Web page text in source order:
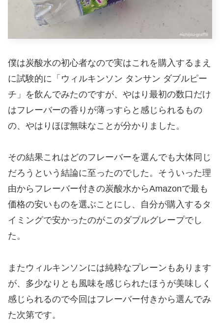
僕は炭酸水の初心者なので実はこれを購入するまえ
に試験的に「ウィルキンソン タンサン ダブルピー
チ」を飲んでみたのですが、やはり最初の数口だけ
はフレーバーの香りが薄っすらと感じられるもの
の、やはりほぼ無味なことが分かりました。
その結果これはどのフレーバーを選んでも大体同じ
だろうという結論に至ったのでした。そういった理
由からフレーバー付きの炭酸水からAmazonで最も
価格の安いものを選ぶことにし、自分が購入するタ
イミングで安かったのがこのダブルグレープでし
た。
またウィルキンソンには純粋なプレーンもあります
が、多少なりとも風味を感じられたほうが美味しく
感じられるので今回はフレーバー付きから選んでみ
た次第です。